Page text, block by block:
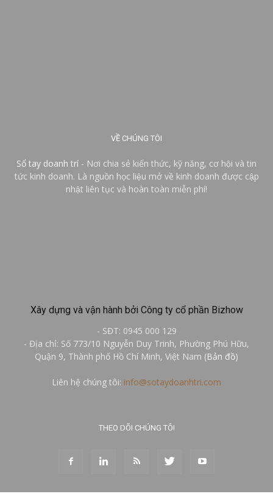
VỀ CHÚNG TÔI
Sổ tay doanh trí - Nơi chia sẻ kiến thức, kỹ năng, cơ hội và tin
tức kinh doanh. Là nguồn học liệu mở về kinh doanh được cập
nhật liên tục và hoàn toàn miễn phí!
Xây dựng và vận hành bởi Công ty cổ phần Bizhow
- SĐT: 0945 000 129
- Địa chỉ: Số 773/10 Nguyễn Duy Trinh, Phường Phú Hữu,
Quận 9, Thành phố Hồ Chí Minh, Việt Nam (Bản đồ)
Liên hệ chúng tôi: info@sotaydoanhtri.com
THEO DÕI CHÚNG TÔI